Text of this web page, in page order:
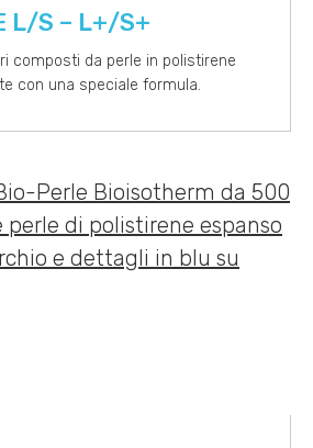
L/S – L+/S+
composti da perle in polistirene
con una speciale formula.